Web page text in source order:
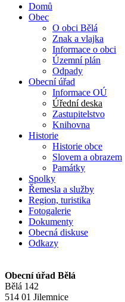
Domů
Obec
O obci Bělá
Znak a vlajka
Informace o obci
Územní plán
Odpady
Obecní úřad
Informace OÚ
Úřední deska
Zastupitelstvo
Knihovna
Historie
Historie obce
Slovem a obrazem
Památky
Spolky
Řemesla a služby
Region, turistika
Fotogalerie
Dokumenty
Obecná diskuse
Odkazy
Obecní úřad Bělá
Bělá 142
514 01 Jilemnice